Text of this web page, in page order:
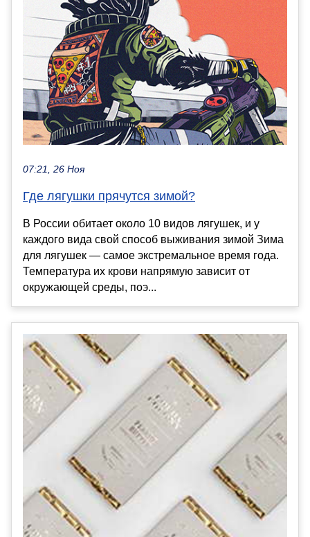
07:21, 26 Ноя
Где лягушки прячутся зимой?
В России обитает около 10 видов лягушек, и у
каждого вида свой способ выживания зимой Зима
для лягушек — самое экстремальное время года.
Температура их крови напрямую зависит от
окружающей среды, поэ...